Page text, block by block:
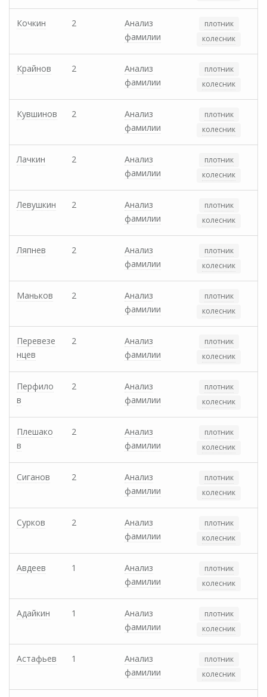
Кочкин 2
Анализ
фамилии
плотник
колесник
Крайнов 2
Анализ
фамилии
плотник
колесник
Кувшинов 2
Анализ
фамилии
плотник
колесник
Лачкин 2
Анализ
фамилии
плотник
колесник
Левушкин 2
Анализ
фамилии
плотник
колесник
Ляпнев 2
Анализ
фамилии
плотник
колесник
Маньков 2
Анализ
фамилии
плотник
колесник
Перевезе
нцев
2
Анализ
фамилии
плотник
колесник
Перфило
в
2
Анализ
фамилии
плотник
колесник
Плешако
в
2
Анализ
фамилии
плотник
колесник
Сиганов 2
Анализ
фамилии
плотник
колесник
Сурков 2
Анализ
фамилии
плотник
колесник
Авдеев 1
Анализ
фамилии
плотник
колесник
Адайкин 1
Анализ
фамилии
плотник
колесник
Астафьев 1
Анализ
фамилии
плотник
колесник